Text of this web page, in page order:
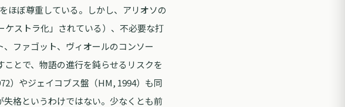
ほぼ尊重している。しかし、アリオソの
ストラ化」されている）、不必要な打
ファゴット、ヴィオールのコンソー
とで、物語の進行を鈍らせるリスクを
）やジェイコブス盤（HM, 1994）も同
格というわけではない。少なくとも前